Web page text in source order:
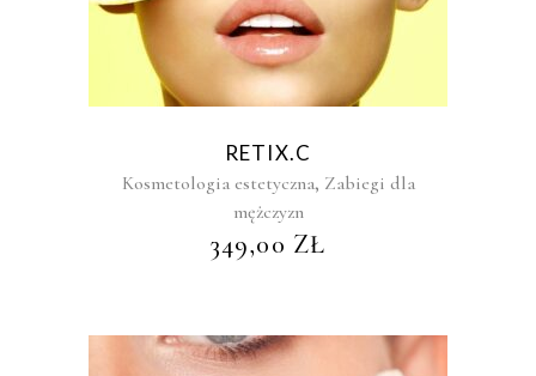
RETIX.C
Kosmetologia estetyczna, Zabiegi dla
mężczyzn
349,00 ZŁ